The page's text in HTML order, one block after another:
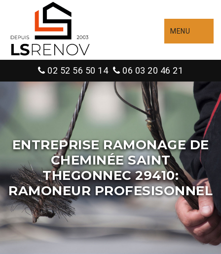
MENU
02 52 56 50 14 06 03 20 46 21
ENTREPRISE RAMONAGE DE
CHEMINÉE SAINT
THEGONNEC 29410:
RAMONEUR PROFESISONNEL